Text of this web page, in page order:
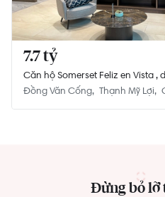
7.7 tỷ
Căn hộ Somerset Feliz en Vista ,
87m²,đang có hợp đồng thuê
Đồng Văn Cống Thạnh Mỹ Lợi
Đừng bỏ lỡ